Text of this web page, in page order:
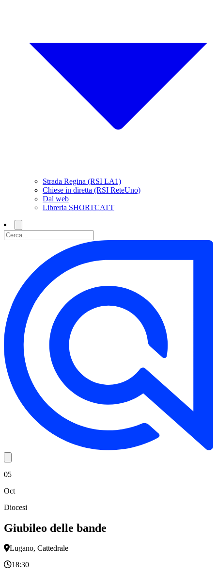
Strada Regina (RSI LA1)
Chiese in diretta (RSI ReteUno)
Dal web
Libreria SHORTCATT
05
Oct
Diocesi
Giubileo delle bande
Lugano, Cattedrale
18:30